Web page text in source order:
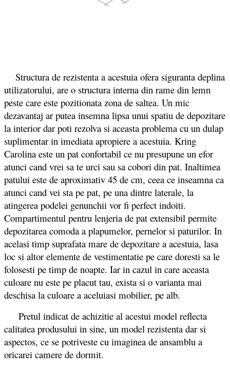
Structura de rezistenta a acestuia ofera siguranta deplina
utilizatorului, are o structura interna din rame din lemn
peste care este pozitionata zona de saltea. Un mic
dezavantaj ar putea insemna lipsa unui spatiu de depozitare
la interior dar poti rezolva si aceasta problema cu un dulap
suplimentar in imediata apropiere a acestuia. Kring
Carolina este un pat confortabil ce nu presupune un efor
atunci cand vrei sa te urci sau sa cobori din pat. Inaltimea
patului este de aproximativ 45 de cm, ceea ce inseamna ca
atunci cand vei sta pe pat, pe una dintre laterale, la
atingerea podelei genunchii vor fi perfect indoiti.
Compartimentul pentru lenjeria de pat extensibil permite
depozitarea comoda a plapumelor, pernelor si paturilor. In
acelasi timp suprafata mare de depozitare a acestuia, lasa
loc si altor elemente de vestimentatie pe care doresti sa le
folosesti pe timp de noapte. Iar in cazul in care aceasta
culoare nu este pe placut tau, exista si o varianta mai
deschisa la culoare a aceluiasi mobilier, pe alb.
Pretul indicat de achizitie al acestui model reflecta
calitatea produsului in sine, un model rezistenta dar si
aspectos, ce se potriveste cu imaginea de ansamblu a
oricarei camere de dormit.